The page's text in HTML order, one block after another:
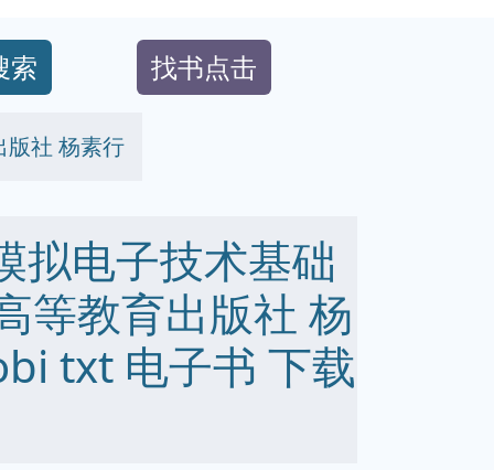
索 找书点击
版社 杨素行
拟电子技术基础
等教育出版社 杨
txt 电子书 下载